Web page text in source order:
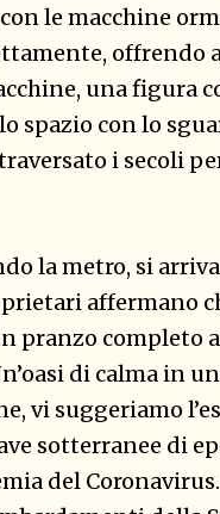
le macchine
offrendo
una figura
spazio con lo
i secoli
la metro, si
affermano
pranzo completo
di calma in
vi suggeriamo
sotterranee di
del